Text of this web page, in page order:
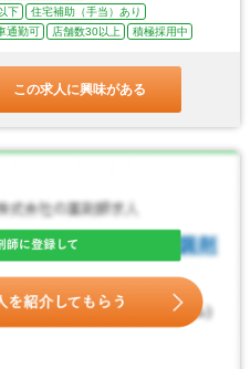
下
住宅補助（手当）あり
通勤可 店舗数30以上 積極採用中
この求人に興味がある